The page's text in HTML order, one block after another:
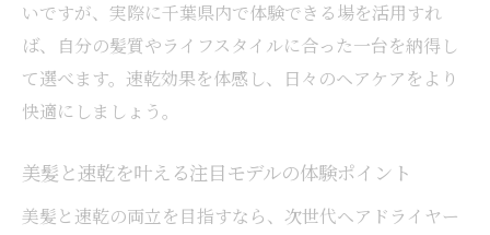
いですが、実際に千葉県内で体験できる場を活用すれ
ば、自分の髪質やライフスタイルに合った一台を納得し
て選べます。速乾効果を体感し、日々のヘアケアをより
快適にしましょう。
美髪と速乾を叶える注目モデルの体験ポイント
美髪と速乾の両立を目指すなら、次世代ヘアドライヤー